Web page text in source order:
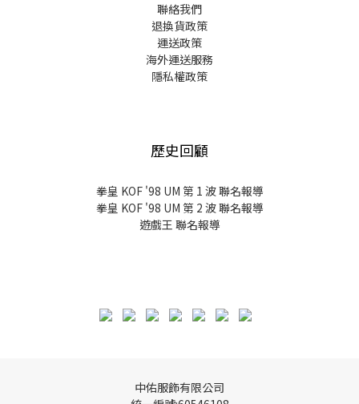
聯絡我們
退換貨政策
運送政策
海外運送服務
隱私權政策
歷史回顧
拳皇 KOF '98 UM 第 1 波 聯名報導
拳皇 KOF '98 UM 第 2 波 聯名報導
遊戲王 聯名報導
中佑服飾有限公司